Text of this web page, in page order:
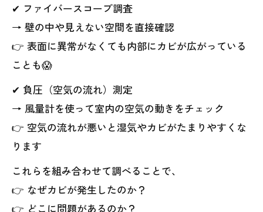
✔ ファイバースコープ調査
→ 壁の中や見えない空間を直接確認
👉 表面に異常がなくても内部にカビが広がっている
ことも😱
✔ 負圧（空気の流れ）測定
→ 風量計を使って室内の空気の動きをチェック
👉 空気の流れが悪いと湿気やカビがたまりやすくな
ります
これらを組み合わせて調べることで、
👉 なぜカビが発生したのか？
👉 どこに問題があるのか？